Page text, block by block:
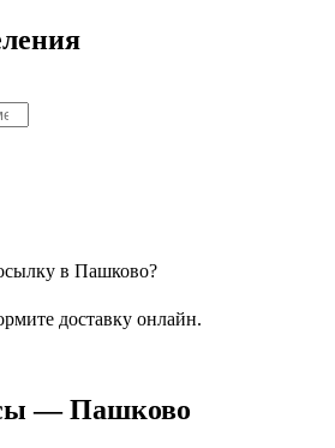
в Пашково?
доставку онлайн.
— Пашково